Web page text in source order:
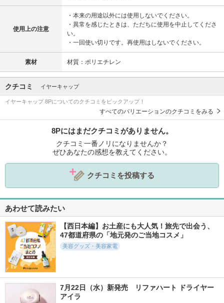
使用上の注意
・本来の用途以外には使用しないでください。
・異常を感じたときは、ただちに使用を中止してくださ
い。
・一回使い切りです。再使用はしないでください。
素材 材質：ポリエチレン
クチコミ イヤーキャップ
イヤーキャップ 8Pについてのクチコミをピックアップ！
すべてのバリエーションのクチコミをみる
8Pにはまだクチコミがありません。
クチコミ一番ノリになりませんか？
ぜひあなたの感想を教えてください。
クチコミを投稿する
あわせて読みたい
【西日本編】お土産にも大人気！旅先で出会う、
47都道府県の「地元発のご当地コスメ」
美容グッズ・美容家電
7月22日（水）新発売　リファハート ドライヤー
アイラ